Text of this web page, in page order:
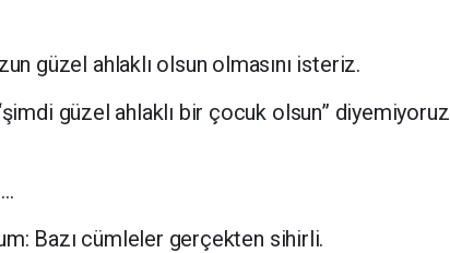
güzel ahlaklı olsun olmasını isteriz.
güzel ahlaklı bir çocuk olsun” diyemiyoruz
Bazı cümleler gerçekten sihirli.